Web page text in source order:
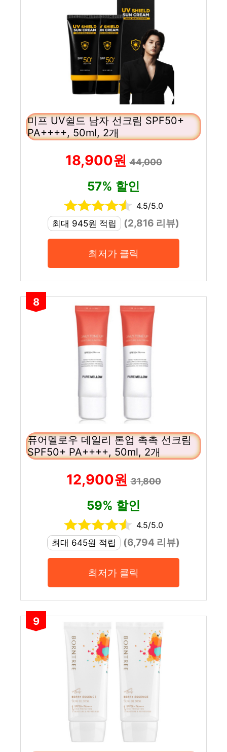
미프 UV쉴드 남자 선크림 SPF50+
PA++++, 50ml, 2개
18,900원44,000
57% 할인
4.5/5.0
최대 945원 적립
(2,816 리뷰)
최저가 클릭
8
퓨어멜로우 데일리 톤업 촉촉 선크림
SPF50+ PA++++, 50ml, 2개
12,900원31,800
59% 할인
4.5/5.0
최대 645원 적립
(6,794 리뷰)
최저가 클릭
9